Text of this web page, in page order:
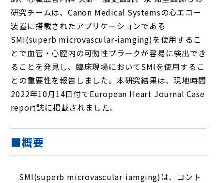
研究チームは、Canon Medical Systemsの心エコー
装置に搭載されたアプリケーションである
SMI(superb microvascular-iamging)を使用するこ
とで血管・心腔内の可動性プラークが容易に検出でき
ることを発見し、臨床現場においてSMIを使用するこ
との重要性を報告しました。本研究結果は、現地時間
2022年10月14日付でEuropean Heart Journal Case
report誌に掲載されました。
■概要
SMI(superb microvascular-iamging)は、コント